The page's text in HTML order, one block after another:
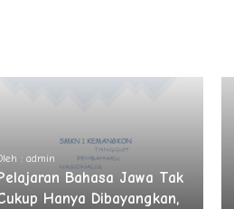
: admin
Bahasa Jawa Tak
Hanya Dibayangkan,